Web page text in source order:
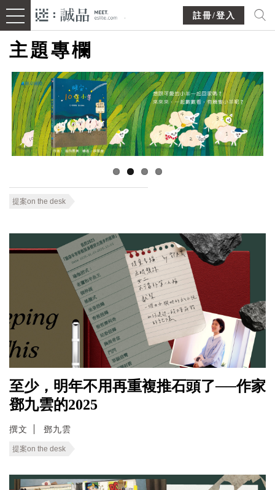
註冊/登入
主題專欄
提案on the desk
至少，明年不用再重複推石頭了──作家
鄧九雲的2025
撰文 鄧九雲
提案on the desk